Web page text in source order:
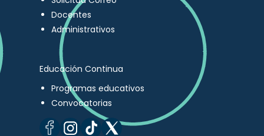
Docentes
Administrativos
Educación Continua
Programas educativos
Convocatorias